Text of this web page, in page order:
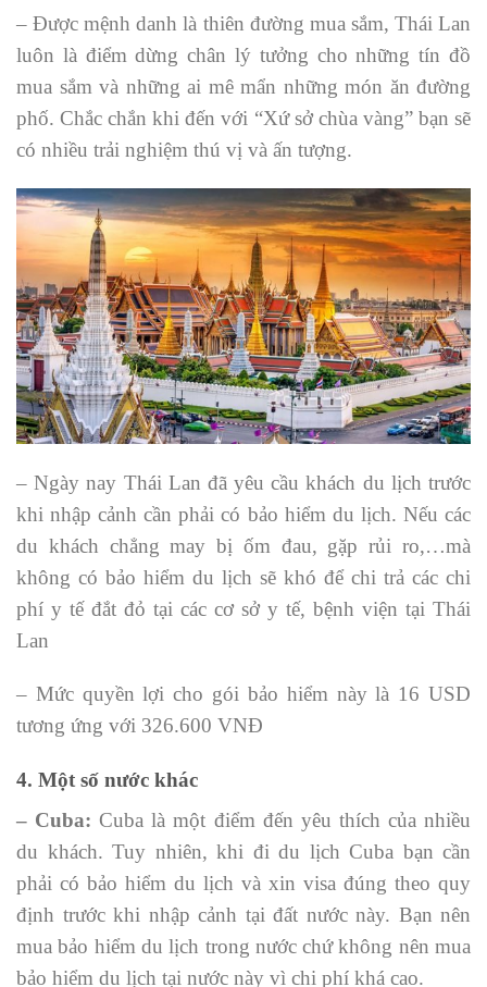
– Được mệnh danh là thiên đường mua sắm, Thái Lan
luôn là điểm dừng chân lý tưởng cho những tín đồ
mua sắm và những ai mê mẩn những món ăn đường
phố. Chắc chắn khi đến với “Xứ sở chùa vàng” bạn sẽ
có nhiều trải nghiệm thú vị và ấn tượng.
– Ngày nay Thái Lan đã yêu cầu khách du lịch trước
khi nhập cảnh cần phải có bảo hiểm du lịch. Nếu các
du khách chẳng may bị ốm đau, gặp rủi ro,…mà
không có bảo hiểm du lịch sẽ khó để chi trả các chi
phí y tế đắt đỏ tại các cơ sở y tế, bệnh viện tại Thái
Lan
– Mức quyền lợi cho gói bảo hiểm này là 16 USD
tương ứng với 326.600 VNĐ
4. Một số nước khác
– Cuba: Cuba là một điểm đến yêu thích của nhiều
du khách. Tuy nhiên, khi đi du lịch Cuba bạn cần
phải có bảo hiểm du lịch và xin visa đúng theo quy
định trước khi nhập cảnh tại đất nước này. Bạn nên
mua bảo hiểm du lịch trong nước chứ không nên mua
bảo hiểm du lịch tại nước này vì chi phí khá cao.